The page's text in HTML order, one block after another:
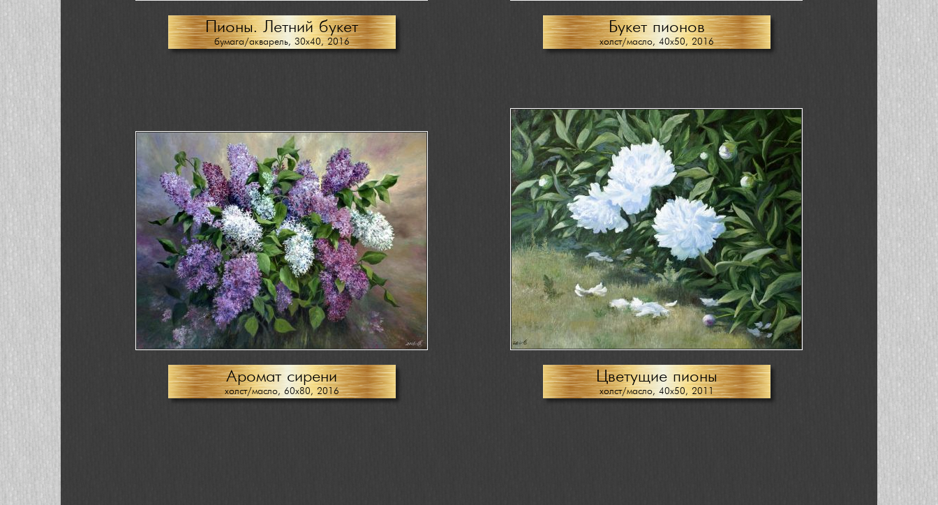
Пионы. Летний букет
бумага/акварель, 30х40, 2016
Букет пионов
холст/масло, 40х50, 2016
Аромат сирени
холст/масло, 60х80, 2016
Цветущие пионы
холст/масло, 40х50, 2011